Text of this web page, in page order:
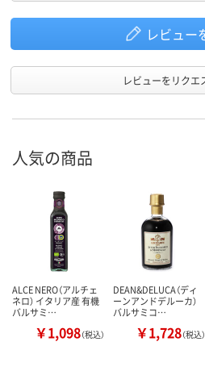
レビュー
レビューをリクエ
人気の商品
ALCE NERO（アルチェ
ネロ） イタリア産 有機
バルサミ…
￥1,098（税込）
DEAN&DELUCA（ディ
ーンアンドデルーカ）
バルサミコ…
￥1,728（税込）